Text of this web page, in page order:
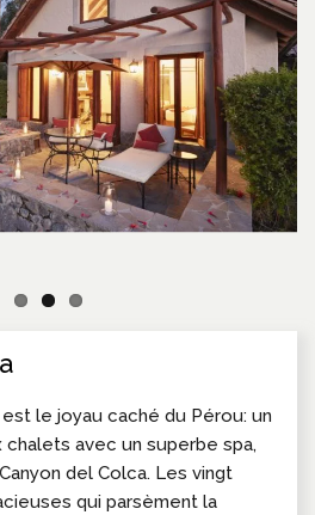
le joyau caché du Pérou: un
avec un superbe spa,
del Colca. Les vingt
qui parsèment la